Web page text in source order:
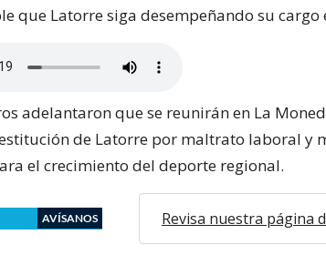
que Latorre siga desempeñando su cargo
adelantaron que se reunirán en La
de Latorre por maltrato laboral y
el crecimiento del deporte regional.
AVÍSANOS Revisa nuestra página